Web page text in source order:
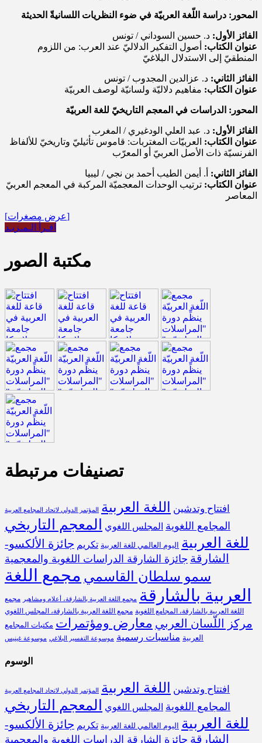
المحور: دراسة اللّغة العربيّة في ضوء النظريات اللسانيةّ الحديثة
الفائز الأول: د. حسين السوداني / تونس
عنوان الكتاب: أصول التفكير الدلاليّ عند العرب: من اللزوم
المنطقيّ إلى الاستدلال البلاغيّ
الفائز الثاني: د. عزالدين المجدوب / تونس
عنوان الكتاب: مفاهيم دلاليّة ولسانيّة لوصف العربيّة
المحور: الدراسات في المعجم التاريخيّ للغة العربيّة
الفائز الأول: د. عبد العلي الودغيري / المغرب
عنوان الكتاب: العربيّات المغتربات: قاموس تأثيليّ وتاريخيّ للألفاظ
الفرنسيّة ذات الأصل العربيّ أو المعرّب
الفائز الثاني: أ. أيمن الطيب أحمد بن نجي / ليبيا
عنوان الكتاب: ترتيب الوحدات المعجميّة المركبة في المعجم العربيّ
المعاصر
[عرض مصغرات]
اقـرأ الـمـزيـد
مكتبة الصور
تصنيفات مرتبطة
افتتاح وتدشين اللغة العربية المؤتمر الدولي لاتحاد المجامع العربية
المجامع اللغوية المجلس اللغوي
المعجم التاريخي
للغة العربية
اليوم العالمي للغة العربية تكريم جائزة الألكسو-
الشارقة جائزة الشارقة الدراسات اللغوية والمعجمية
سمو سلطان القاسمي مجمع اللغة
العربية بالشارقة
مجمع اللغة العربية بالشارقة، أعلام ومشاهير
مجمع
اللغة العربية بالشارقة، المجامع اللغوية مجمع اللغة العربية بالشارقة، المجلس اللغوي
مركز اللّسان العربي معارض ومؤتمرات مكتبات المجامع
العربية مناسبات رسمية موسوعة التفسير البلاغي موسوعة غينيس
الوسوم
افتتاح وتدشين اللغة العربية المؤتمر الدولي لاتحاد المجامع العربية
المجامع اللغوية المجلس اللغوي
المعجم التاريخي
للغة العربية
اليوم العالمي للغة العربية تكريم جائزة الألكسو-
الشارقة جائزة الشارقة الدراسات اللغوية والمعجمية